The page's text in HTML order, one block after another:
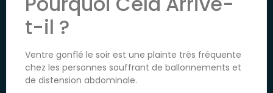
t-il ?
Ventre gonflé le soir est une plainte très fréquente
chez les personnes souffrant de ballonnements et
de distension abdominale.